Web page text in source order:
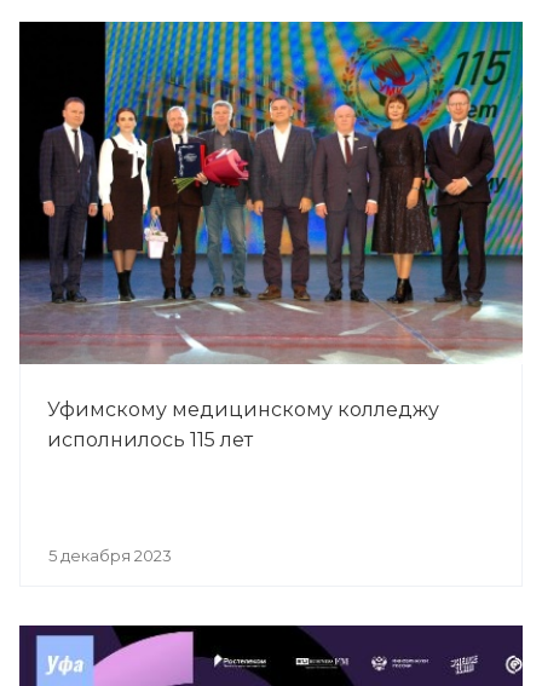
Уфимскому медицинскому колледжу
исполнилось 115 лет
5 декабря 2023